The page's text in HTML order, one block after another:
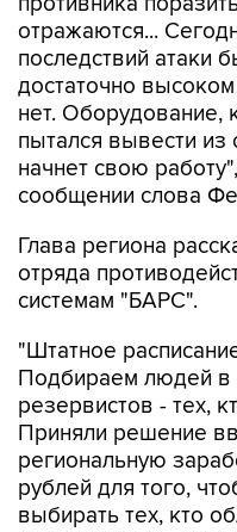
отражаются...
последствий атаки
достаточно
нет. Оборудование,
пытался вывести из
начнет свою
сообщении слова
Глава региона
отряда
системам "БАРС".
"Штатное
Подбираем людей в
резервистов - тех,
Приняли решение
региональную
рублей для того,
выбирать тех, кто